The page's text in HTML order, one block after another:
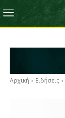
Αρχική Ειδήσεις